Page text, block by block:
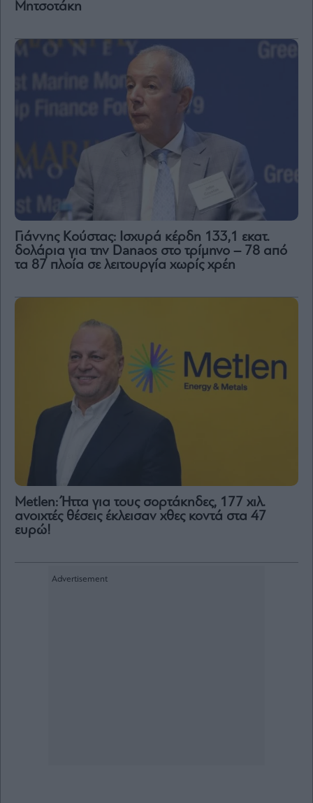
Μητσοτάκη
Γιάννης Κούστας: Ισχυρά κέρδη 133,1 εκατ.
δολάρια για την Danaos στο τρίμηνο – 78 από
τα 87 πλοία σε λειτουργία χωρίς χρέη
Metlen: Ήττα για τους σορτάκηδες, 177 χιλ.
ανοιχτές θέσεις έκλεισαν χθες κοντά στα 47
ευρώ!